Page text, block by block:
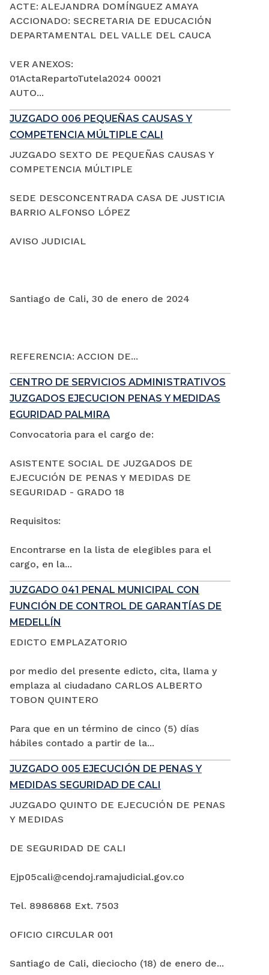
ACTE: ALEJANDRA DOMÍNGUEZ AMAYA
ACCIONADO: SECRETARIA DE EDUCACIÓN
DEPARTAMENTAL DEL VALLE DEL CAUCA
VER ANEXOS:
01ActaRepartoTutela2024 00021
AUTO...
JUZGADO 006 PEQUEÑAS CAUSAS Y
COMPETENCIA MÚLTIPLE CALI
JUZGADO SEXTO DE PEQUEÑAS CAUSAS Y
COMPETENCIA MÚLTIPLE
SEDE DESCONCENTRADA CASA DE JUSTICIA
BARRIO ALFONSO LÓPEZ
AVISO JUDICIAL
Santiago de Cali, 30 de enero de 2024
REFERENCIA: ACCION DE...
CENTRO DE SERVICIOS ADMINISTRATIVOS
JUZGADOS EJECUCION PENAS Y MEDIDAS
EGURIDAD PALMIRA
Convocatoria para el cargo de:
ASISTENTE SOCIAL DE JUZGADOS DE
EJECUCIÓN DE PENAS Y MEDIDAS DE
SEGURIDAD - GRADO 18
Requisitos:
Encontrarse en la lista de elegibles para el
cargo, en la...
JUZGADO 041 PENAL MUNICIPAL CON
FUNCIÓN DE CONTROL DE GARANTÍAS DE
MEDELLÍN
EDICTO EMPLAZATORIO
por medio del presente edicto, cita, llama y
emplaza al ciudadano CARLOS ALBERTO
TOBON QUINTERO
Para que en un término de cinco (5) días
hábiles contado a partir de la...
JUZGADO 005 EJECUCIÓN DE PENAS Y
MEDIDAS SEGURIDAD DE CALI
JUZGADO QUINTO DE EJECUCIÓN DE PENAS
Y MEDIDAS
DE SEGURIDAD DE CALI
Ejp05cali@cendoj.ramajudicial.gov.co
Tel. 8986868 Ext. 7503
OFICIO CIRCULAR 001
Santiago de Cali, dieciocho (18) de enero de...